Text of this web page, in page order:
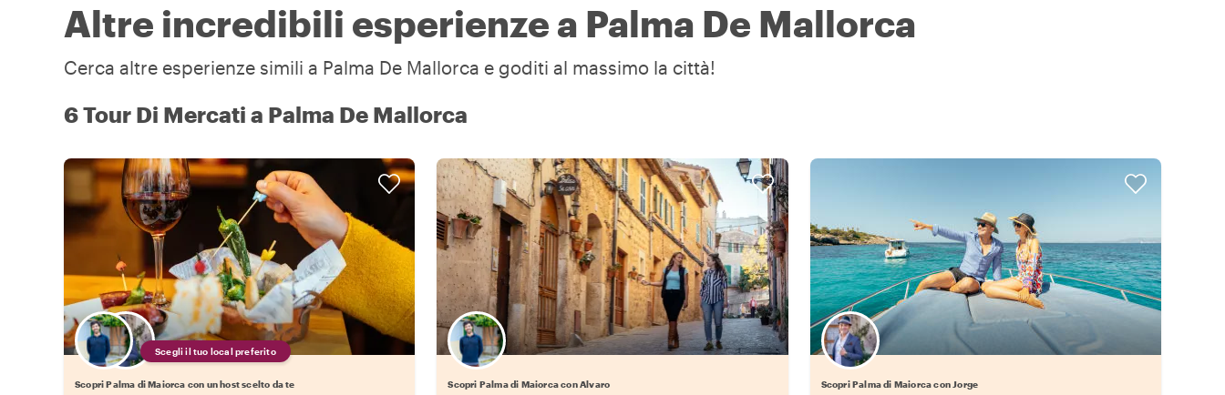
Altre incredibili esperienze a Palma De Mallorca
Cerca altre esperienze simili a Palma De Mallorca e goditi al massimo la città!
6 Tour Di Mercati a Palma De Mallorca
Scegli il tuo local preferito
Scopri Palma di Maiorca con un host scelto da te Scopri Palma di Maiorca con Alvaro Scopri Palma di Maiorca con Jorge